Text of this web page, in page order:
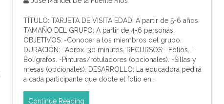
TÍTULO: TARJETA DE VISITA EDAD: A partir de 5-6 años.
TAMAÑO DEL GRUPO: A partir de 4-6 personas.
OBJETIVOS: -Conocer a los miembros del grupo.
DURACIÓN: -Aprox. 30 minutos. RECURSOS: -Folios. -
Bolígrafos. -Pinturas/rotuladores (opcionales). -Sillas y
mesas (opcionales). DESARROLLO: La educadora pedirá
a cada participante que doble el folio en…
Continue Reading